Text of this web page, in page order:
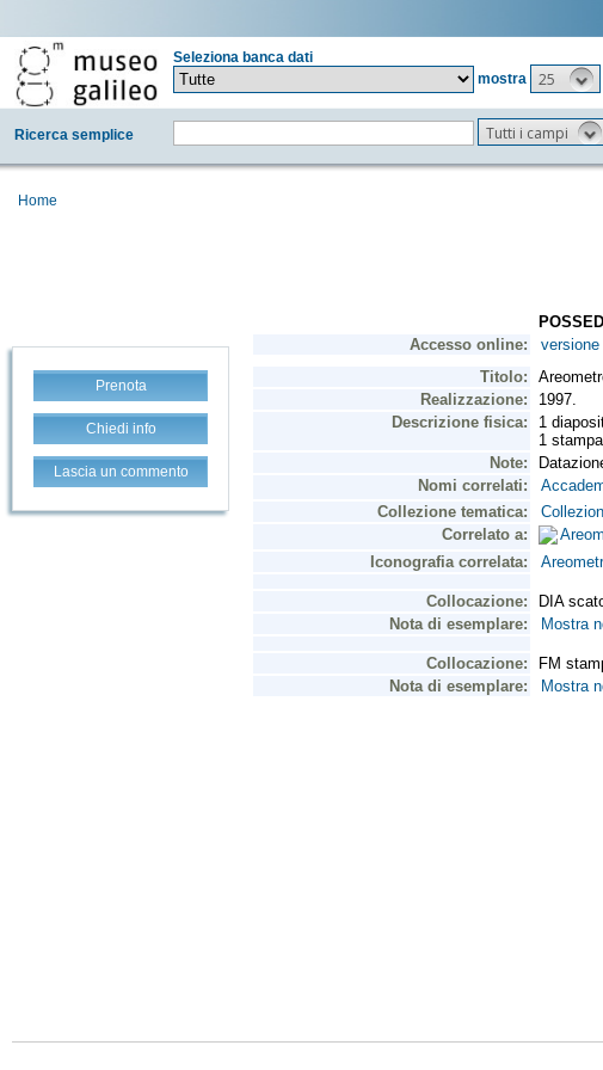
Seleziona banca dati
mostra
25
Ricerca semplice Tutti i campi
Home
Prenota
Chiedi info
Lascia un commento